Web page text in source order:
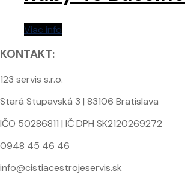
Viac info
KONTAKT:
123 servis s.r.o.
Stará Stupavská 3 | 83106 Bratislava
IČO 50286811 | IČ DPH SK2120269272
0948 45 46 46
info@cistiacestrojeservis.sk